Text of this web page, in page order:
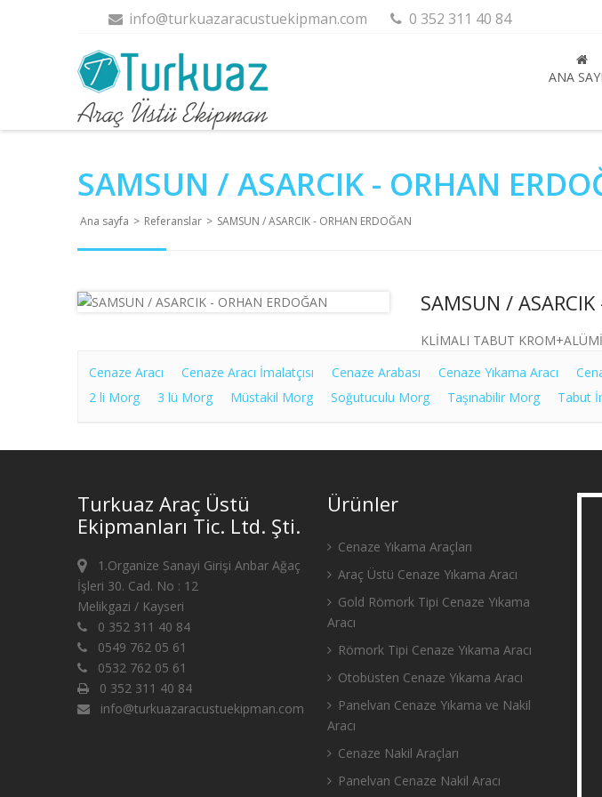
info@turkuazaracustuekipman.com 0 352 311 40 84
ANA
SAMSUN / ASARCIK - ORHAN
Ana sayfa > Referanslar > SAMSUN / ASARCIK - ORHAN ERDOĞAN
SAMSUN /
KLİMALI TABUT
Cenaze Aracı
Cenaze Aracı İmalatçısı Cenaze Arabası Cenaze Yıkama Aracı
2 li Morg
3 lü Morg Müstakil Morg Soğutuculu Morg Taşınabilir Morg Tabut
Turkuaz Araç Üstü
Ekipmanları Tic. Ltd. Şti.
1.Organize Sanayi Girişi Anbar Ağaç
İşleri 30. Cad. No : 12
Melikgazi / Kayseri
0 352 311 40 84
0549 762 05 61
0532 762 05 61
0 352 311 40 84
info@turkuazaracustuekipman.com
Ürünler
Cenaze Yıkama Araçları
Araç Üstü Cenaze Yıkama Aracı
Gold Römork Tipi Cenaze Yıkama
Aracı
Römork Tipi Cenaze Yıkama Aracı
Otobüsten Cenaze Yıkama Aracı
Panelvan Cenaze Yıkama ve Nakil
Aracı
Cenaze Nakil Araçları
Panelvan Cenaze Nakil Aracı